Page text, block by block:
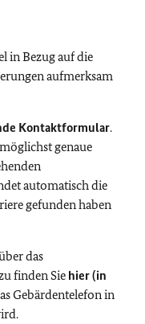
in Bezug auf die
aufmerksam
Kontaktformular.
genaue
automatisch die
gefunden haben
das
finden Sie hier (in
Gebärdentelefon in